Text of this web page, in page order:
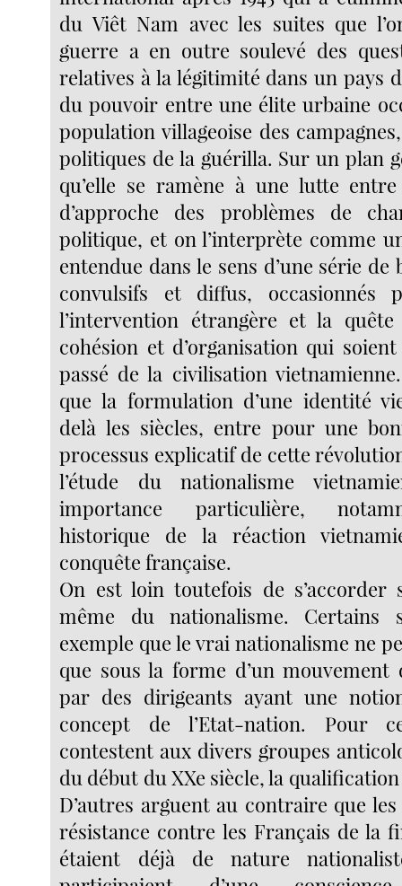
du Viêt Nam avec les suites que
guerre a en outre soulevé des
relatives à la légitimité dans un pays
du pouvoir entre une élite urbaine
population villageoise des
politiques de la guérilla. Sur un plan
qu’elle se ramène à une lutte
d’approche des problèmes de
politique, et on l’interprète comme
entendue dans le sens d’une série de
convulsifs et diffus,
l’intervention étrangère et la
cohésion et d’organisation qui
passé de la civilisation
que la formulation d’une identité
delà les siècles, entre pour une
processus explicatif de cette
l’étude du nationalisme
importance particulière,
historique de la réaction
conquête française.
On est loin toutefois de
même du nationalisme. Certains
exemple que le vrai nationalisme ne
que sous la forme d’un mouvement
par des dirigeants ayant une
concept de l’Etat-nation. Pour
contestent aux divers groupes
du début du XXe siècle, la
D’autres arguent au contraire que
résistance contre les Français de la
étaient déjà de nature